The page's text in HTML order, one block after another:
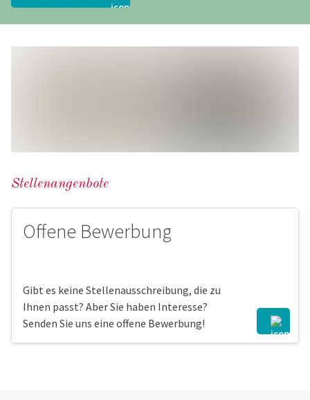
Stellenangenbote
Offene Bewerbung
Gibt es keine Stellenausschreibung, die zu
Ihnen passt? Aber Sie haben Interesse?
Senden Sie uns eine offene Bewerbung!